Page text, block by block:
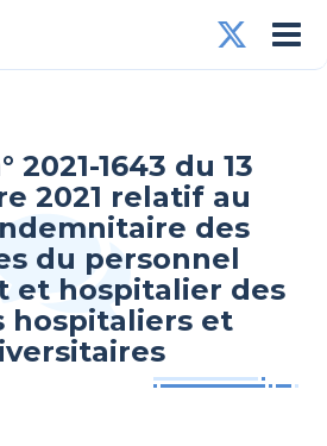
2021-1643 du 13
2021 relatif au
des
du personnel
et hospitalier des
hospitaliers et